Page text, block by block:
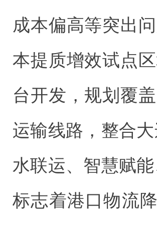
成本偏高等突出
本提质增效试点
台开发，规划覆
运输线路，整合
水联运、智慧赋
标志着港口物流